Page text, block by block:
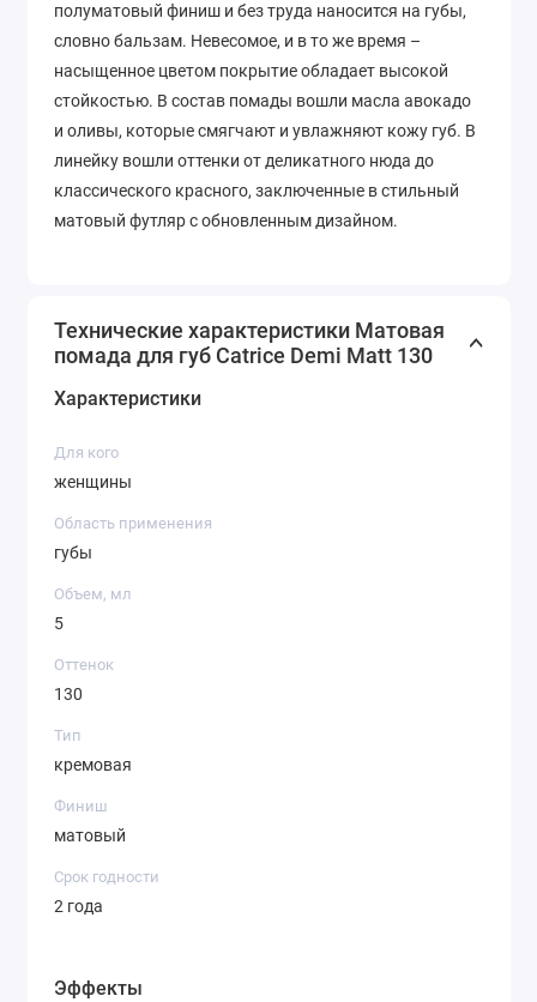
полуматовый финиш и без труда наносится на губы,
словно бальзам. Невесомое, и в то же время –
насыщенное цветом покрытие обладает высокой
стойкостью. В состав помады вошли масла авокадо
и оливы, которые смягчают и увлажняют кожу губ. В
линейку вошли оттенки от деликатного нюда до
классического красного, заключенные в стильный
матовый футляр с обновленным дизайном.
Технические характеристики Матовая
помада для губ Catrice Demi Matt 130
Характеристики
Для кого
женщины
Область применения
губы
Объем, мл
5
Оттенок
130
Тип
кремовая
Финиш
матовый
Срок годности
2 года
Эффекты